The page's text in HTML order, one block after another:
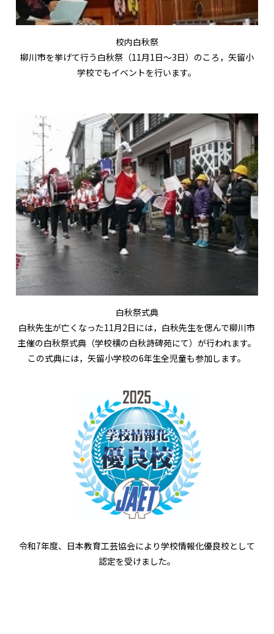
校内白秋祭
柳川市を挙げて行う白秋祭（11月1日～3日）のころ，矢留小
学校でもイベントを行います。
白秋祭式典
白秋先生が亡くなった11月2日には，白秋先生を偲んで柳川市
主催の白秋祭式典（学校横の白秋詩碑苑にて）が行われます。
この式典には，矢留小学校の6年生全児童も参加します。
令和7年度、日本教育工芸協会により学校情報化優良校として
認定を受けました。